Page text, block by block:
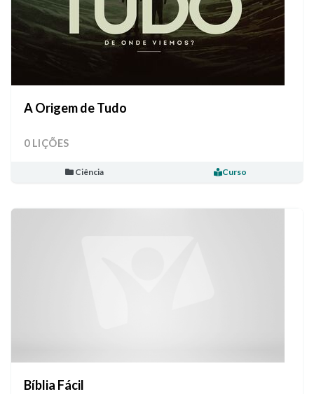
A Origem de Tudo
0 LIÇÕES
Ciência Curso
Bíblia Fácil